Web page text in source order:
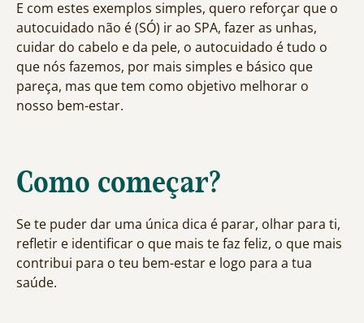
E com estes exemplos simples, quero reforçar que o
autocuidado não é (SÓ) ir ao SPA, fazer as unhas,
cuidar do cabelo e da pele, o autocuidado é tudo o
que nós fazemos, por mais simples e básico que
pareça, mas que tem como objetivo melhorar o
nosso bem-estar.
Como começar?
Se te puder dar uma única dica é parar, olhar para ti,
refletir e identificar o que mais te faz feliz, o que mais
contribui para o teu bem-estar e logo para a tua
saúde.